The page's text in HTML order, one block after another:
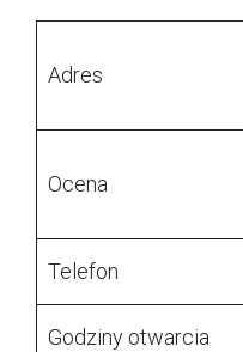
Adres
Ocena
Telefon
Godziny otwarcia